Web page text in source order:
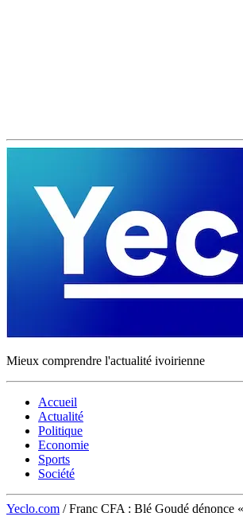
Mieux comprendre l'actualité ivoirienne
Accueil
Actualité
Politique
Economie
Sports
Société
Yeclo.com / Franc CFA : Blé Goudé dénonce